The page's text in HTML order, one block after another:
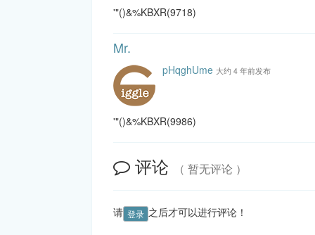
'"()&%KBXR(9718)
Mr.
pHqghUme 大约 4 年前发布
'"()&%KBXR(9986)
评论 （ 暂无评论 ）
请 登录 之后才可以进行评论！